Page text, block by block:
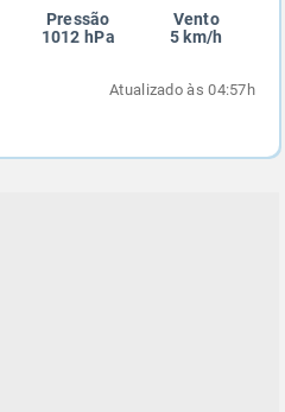
Pressão
1012 hPa
Vento
5 km/h
Atualizado às 04:57h